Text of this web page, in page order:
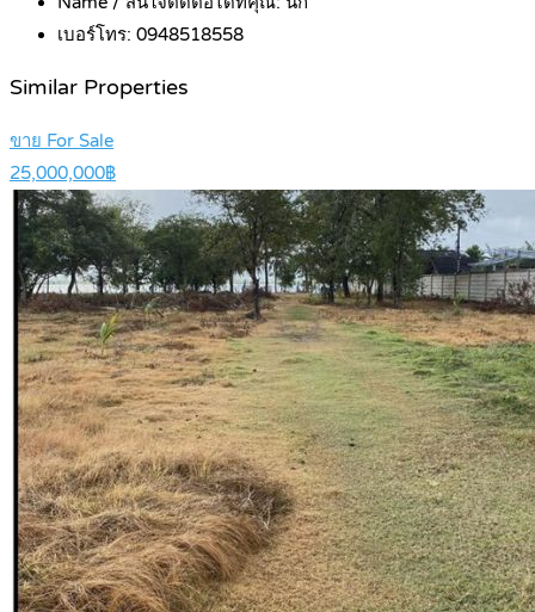
เบอร์โทร: 0948518558
Similar Properties
ขาย For Sale
25,000,000฿